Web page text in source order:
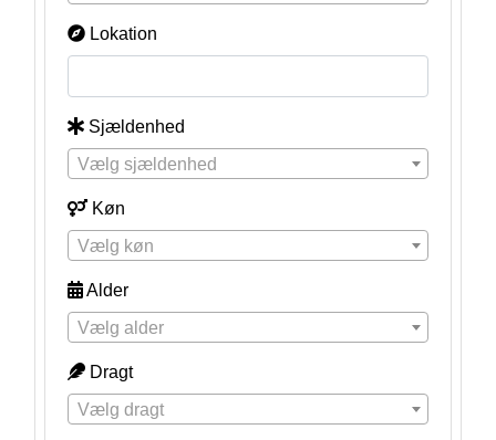
Lokation
Sjældenhed
Vælg sjældenhed
Køn
Vælg køn
Alder
Vælg alder
Dragt
Vælg dragt